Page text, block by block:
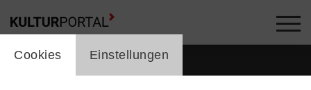
cookie_layer
Cookies Einstellungen